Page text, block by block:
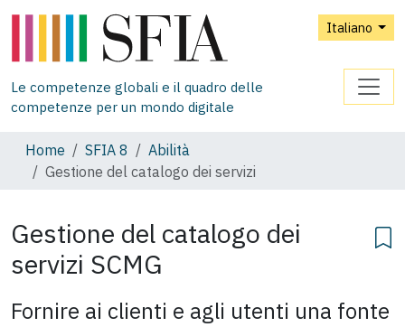
Italiano
Le competenze globali e il quadro delle
competenze per un mondo digitale
Home SFIA 8
Abilità
Gestione del catalogo dei servizi
Gestione del catalogo dei
servizi SCMG
Fornire ai clienti e agli utenti una fonte